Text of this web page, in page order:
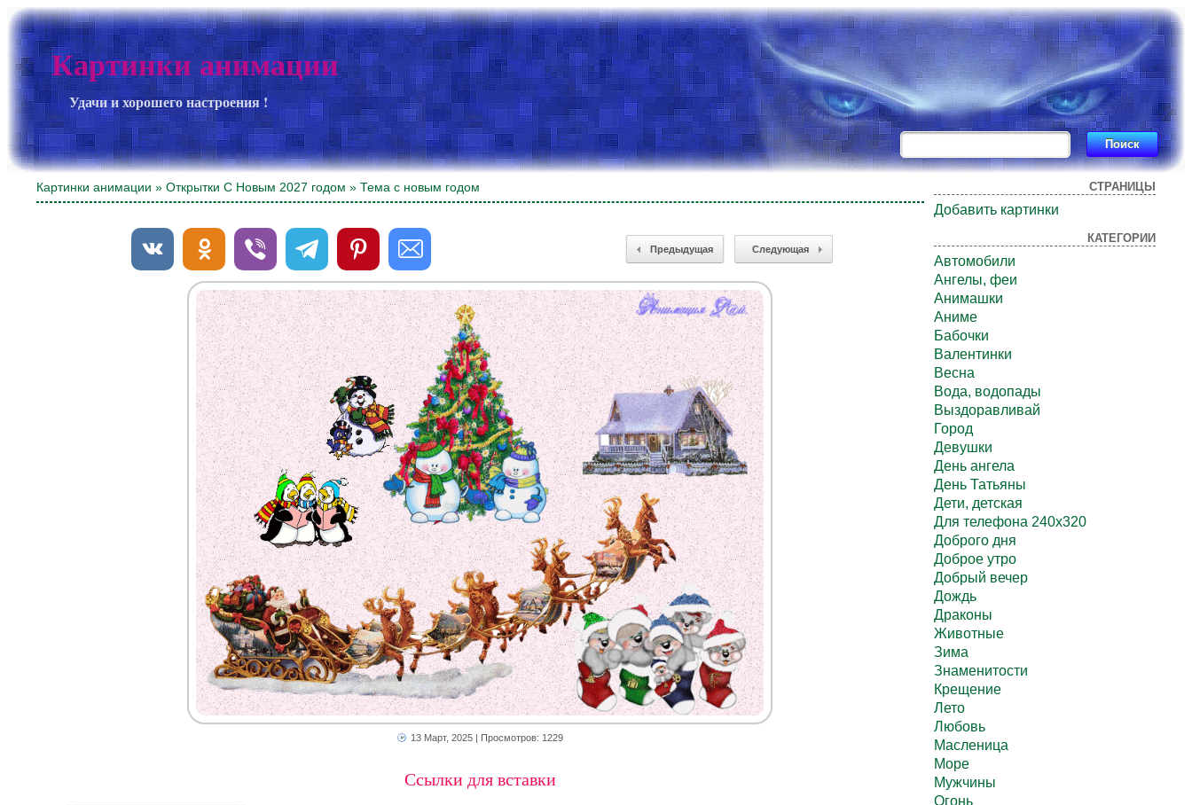
Картинки анимации
Удачи и хорошего настроения !
Картинки анимации »Открытки С Новым 2027 годом » Тема с новым годом
Предыдущая Следующая
13 Март, 2025| Просмотров: 1229
Ссылки для вставки
СТРАНИЦЫ
Добавить картинки
КАТЕГОРИИ
Автомобили
Ангелы, феи
Анимашки
Аниме
Бабочки
Валентинки
Весна
Вода, водопады
Выздоравливай
Город
Девушки
День ангела
День Татьяны
Дети, детская
Для телефона 240х320
Доброго дня
Доброе утро
Добрый вечер
Дождь
Драконы
Животные
Зима
Знаменитости
Крещение
Лето
Любовь
Масленица
Море
Мужчины
Огонь